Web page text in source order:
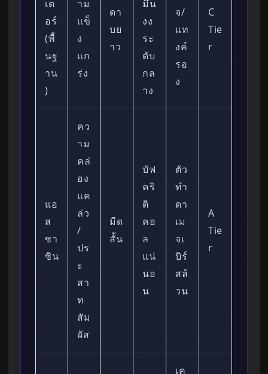
เต
อร์
(พื้
นฐ
าน
)
าม
แข็
ง
แก
ร่ง
ดา
บย
าว
มึน
งง
ระ
ดับ
กล
าง
จ/
แท
งค์
รอ
ง
C
Tie
r
แอ
ส
ซา
ซิน
คว
าม
คล่
อง
แค
ล่ว
/
ปร
ะ
สา
ท
สัม
ผัส
มีด
สั้น
บัฟ
คริ
ติ
คอ
ล
แน่
นอ
น
ตัว
ทำ
ดา
เม
จเ
บิร์
สล้
วน
A
Tie
r
เค